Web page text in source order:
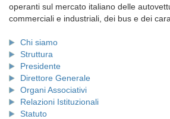
operanti sul mercato italiano delle
commerciali e industriali, dei bus e dei
Chi siamo
Struttura
Presidente
Direttore Generale
Organi Associativi
Relazioni Istituzionali
Statuto